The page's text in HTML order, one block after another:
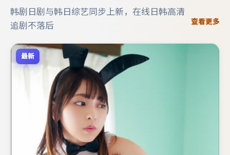
韩剧日剧与韩日综艺同步上新，在线日韩高清
追剧不落后
查看更多
最新